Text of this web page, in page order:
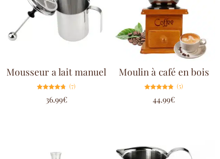
Mousseur a lait manuel
4.71
sur 5
(7)
36.99€
Moulin à café en bois
4.80
sur 5
(5)
44.99€